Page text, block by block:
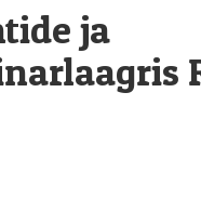
ja